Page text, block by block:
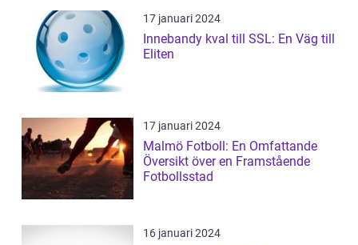
17 januari 2024
Innebandy kval till SSL: En Väg till
Eliten
17 januari 2024
Malmö Fotboll: En Omfattande
Översikt över en Framstående
Fotbollsstad
16 januari 2024